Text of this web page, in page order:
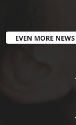
EVEN MORE NEWS